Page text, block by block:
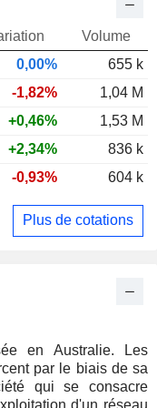
en Australie. Les
par le biais de sa
qui se consacre
d'un réseau
Volume
0,00%
655 k
-1,82%
1,04 M
+0,46%
1,53 M
+2,34%
836 k
-0,93% 604 k
Plus de cotations